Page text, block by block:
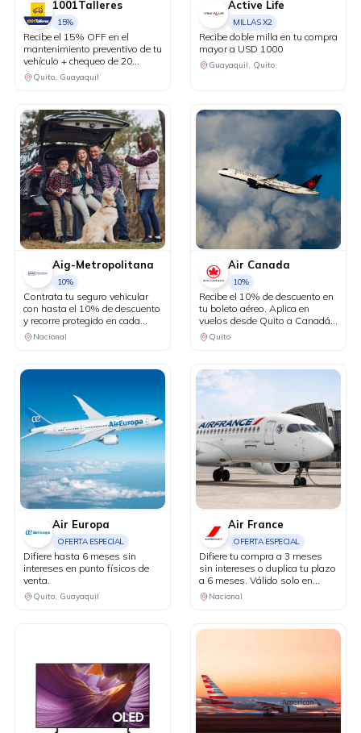
1001Talleres
15%
Recibe el 15% OFF en el
mantenimiento preventivo de tu
vehículo + chequeo de 20
puntos sin costo.
Quito, Guayaquil
Active Life
MILLAS X2
Recibe doble milla en tu compra
mayor a USD 1000
Guayaquil, Quito
Aig-Metropolitana
10%
Contrata tu seguro vehicular
con hasta el 10% de descuento
y recorre protegido en cada
kilómetro. Adicionalmente,
recibe una revisión vehicular
matriculación de tu auto sin
Nacional
Air Canada
10%
Recibe el 10% de descuento en
tu boleto aéreo. Aplica en
vuelos desde Quito a Canadá y
Estados Unidos en conexión
vía Bogotá.
Quito
Air Europa
OFERTA ESPECIAL
Difiere hasta 6 meses sin
intereses en punto físicos de
venta.
Quito, Guayaquil
Air France
OFERTA ESPECIAL
Difiere tu compra a 3 meses
sin intereses o duplica tu plazo
a 6 meses. Válido solo en
puntos de venta físicos y
agencias de viaje.
Nacional